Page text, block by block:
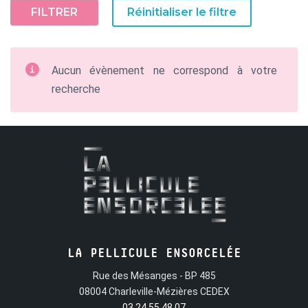
FILTRER Réinitialiser le filtre
Aucun évènement ne correspond à votre
recherche
LA PELLICULE ENSORCELÉE
Rue des Mésanges - BP 485
08004 Charleville-Mézières CEDEX